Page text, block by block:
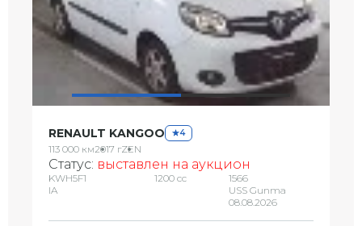
RENAULT KANGOO 4
113 000 км2017 гZEN
Статус: выставлен на аукцион
KWH5F1
IA
1200 сс
1566
USS Gunma
08.08.2026